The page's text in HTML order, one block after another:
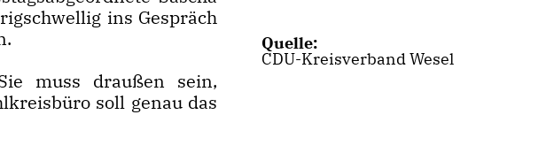
ins Gespräch
muss draußen sein,
soll genau das
Quelle:
CDU-Kreisverband Wesel